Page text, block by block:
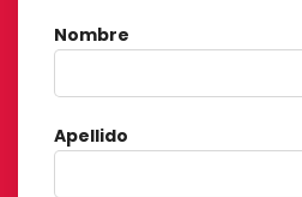
Nombre
Apellido